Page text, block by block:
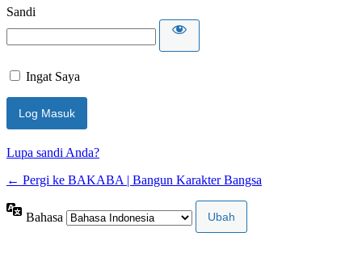
Sandi
Ingat Saya
Lupa sandi Anda?
← Pergi ke BAKABA | Bangun Karakter Bangsa
Bahasa